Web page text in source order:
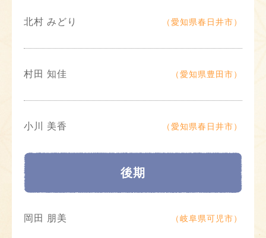
北村 みどり （愛知県春日井市）
村田 知佳 （愛知県豊田市）
小川 美香 （愛知県春日井市）
後期
岡田 朋美 （岐阜県可児市）